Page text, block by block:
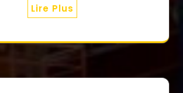
Lire Plus